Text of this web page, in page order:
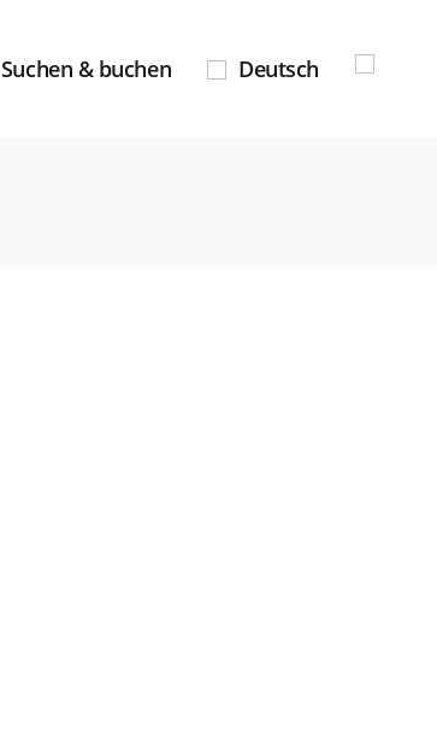
Suchen & buchen Deutsch